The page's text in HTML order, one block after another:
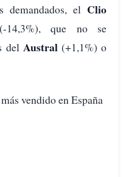
demandados, el Clio
14,3%), que no se
del Austral (+1,1%) o
vendido en España